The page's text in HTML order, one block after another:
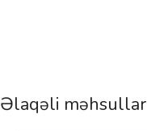
Əlaqəli məhsullar